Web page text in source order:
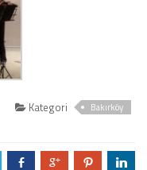
Kategori Bakırköy
b c d j